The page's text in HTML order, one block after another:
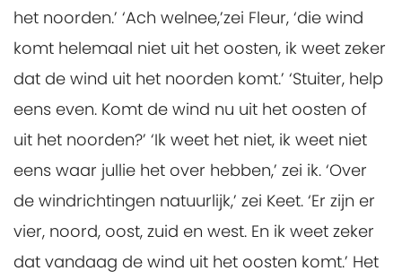
het noorden.’ ‘Ach welnee,’zei Fleur, ‘die wind
komt helemaal niet uit het oosten, ik weet zeker
dat de wind uit het noorden komt.’ ‘Stuiter, help
eens even. Komt de wind nu uit het oosten of
uit het noorden?’ ‘Ik weet het niet, ik weet niet
eens waar jullie het over hebben,’ zei ik. ‘Over
de windrichtingen natuurlijk,’ zei Keet. ‘Er zijn er
vier, noord, oost, zuid en west. En ik weet zeker
dat vandaag de wind uit het oosten komt.’ Het